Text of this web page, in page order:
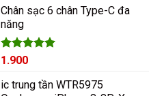
5 sao
từ
Chân sạc 6 chân Type-C đa
năng
Được xếp
5 sao
1.900
ic trung tần WTR5975